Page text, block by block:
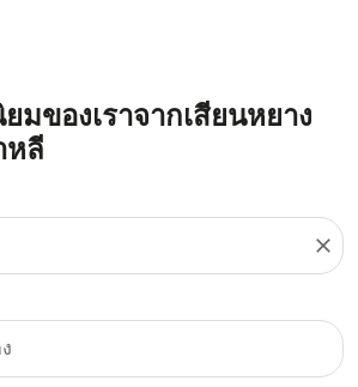
มของเราจากเสียนหยาง
หลี
close